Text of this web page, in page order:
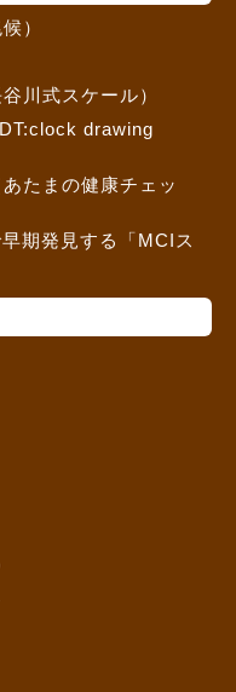
）
川式スケール）
drawing
たまの健康チェッ
期発見する「MCIス